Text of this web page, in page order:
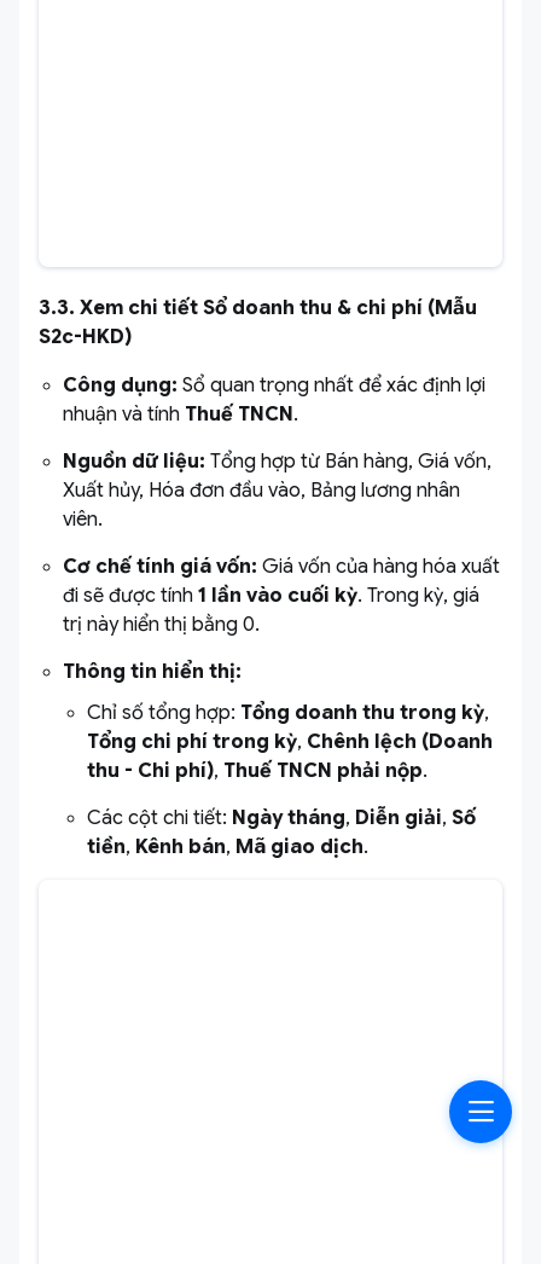
3.3. Xem chi tiết Sổ doanh thu & chi phí (Mẫu
S2c-HKD)
Công dụng: Sổ quan trọng nhất để xác định lợi
nhuận và tính Thuế TNCN.
Nguồn dữ liệu: Tổng hợp từ Bán hàng, Giá vốn,
Xuất hủy, Hóa đơn đầu vào, Bảng lương nhân
viên.
Cơ chế tính giá vốn: Giá vốn của hàng hóa xuất
đi sẽ được tính 1 lần vào cuối kỳ. Trong kỳ, giá
trị này hiển thị bằng 0.
Thông tin hiển thị:
Chỉ số tổng hợp: Tổng doanh thu trong kỳ,
Tổng chi phí trong kỳ, Chênh lệch (Doanh
thu - Chi phí), Thuế TNCN phải nộp.
Các cột chi tiết: Ngày tháng, Diễn giải, Số
tiền, Kênh bán, Mã giao dịch.